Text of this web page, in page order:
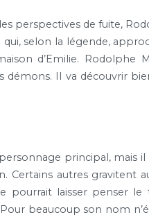
perspectives de fuite,
selon la légende,
d’Emilie. Rodolphe
démons. Il va découvrir
principal, mais il
Certains autres gravitent
pourrait laisser penser le
beaucoup son nom